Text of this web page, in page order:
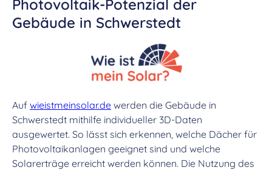
Photovoltaik-Potenzial der
Gebäude in Schwerstedt
Auf wieistmeinsolar.de werden die Gebäude in
Schwerstedt mithilfe individueller 3D-Daten
ausgewertet. So lässt sich erkennen, welche Dächer für
Photovoltaikanlagen geeignet sind und welche
Solarerträge erreicht werden können. Die Nutzung des